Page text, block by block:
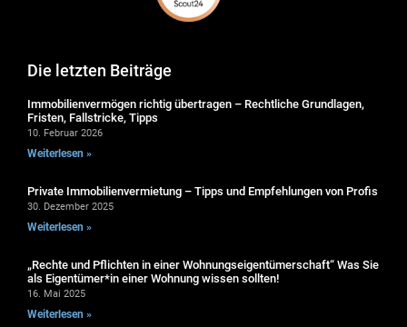
Die letzten Beiträge
Immobilienvermögen richtig übertragen – Rechtliche Grundlagen,
Fristen, Fallstricke, Tipps
10. Februar 2026
Weiterlesen »
Private Immobilienvermietung – Tipps und Empfehlungen von Profis
30. Dezember 2025
Weiterlesen »
„Rechte und Pflichten in einer Wohnungseigentümerschaft“ Was Sie
als Eigentümer*in einer Wohnung wissen sollten!
16. Mai 2025
Weiterlesen »